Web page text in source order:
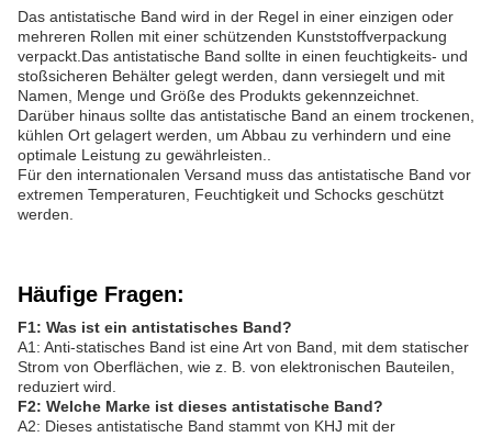
Das antistatische Band wird in der Regel in einer einzigen oder
mehreren Rollen mit einer schützenden Kunststoffverpackung
verpackt.Das antistatische Band sollte in einen feuchtigkeits- und
stoßsicheren Behälter gelegt werden, dann versiegelt und mit
Namen, Menge und Größe des Produkts gekennzeichnet.
Darüber hinaus sollte das antistatische Band an einem trockenen,
kühlen Ort gelagert werden, um Abbau zu verhindern und eine
optimale Leistung zu gewährleisten..
Für den internationalen Versand muss das antistatische Band vor
extremen Temperaturen, Feuchtigkeit und Schocks geschützt
werden.
Häufige Fragen:
F1: Was ist ein antistatisches Band?
A1: Anti-statisches Band ist eine Art von Band, mit dem statischer
Strom von Oberflächen, wie z. B. von elektronischen Bauteilen,
reduziert wird.
F2: Welche Marke ist dieses antistatische Band?
A2: Dieses antistatische Band stammt von KHJ mit der